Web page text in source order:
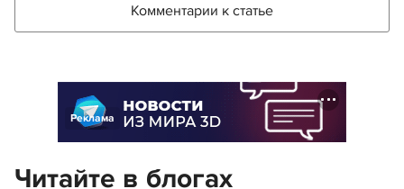
Комментарии к статье
Реклама
Читайте в блогах